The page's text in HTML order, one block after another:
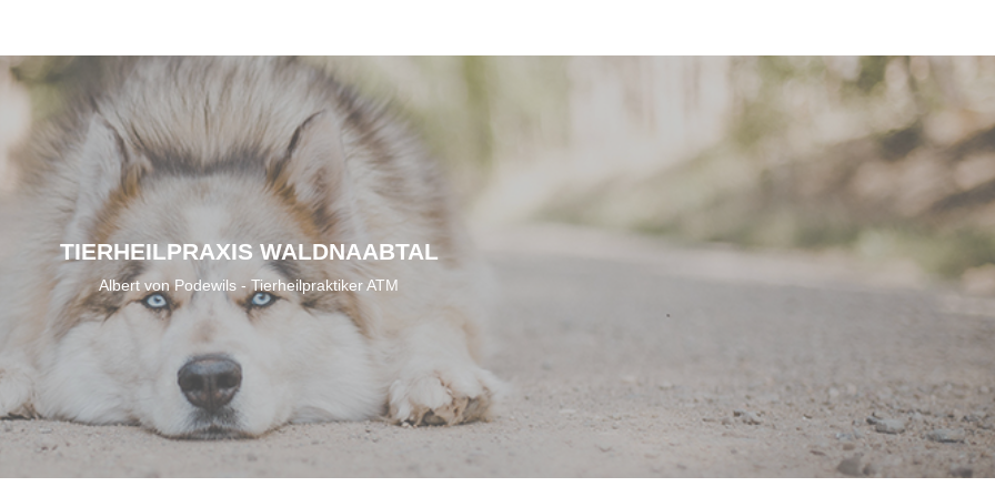
TIERHEILPRAXIS WALDNAABTAL
Albert von Podewils - Tierheilpraktiker ATM